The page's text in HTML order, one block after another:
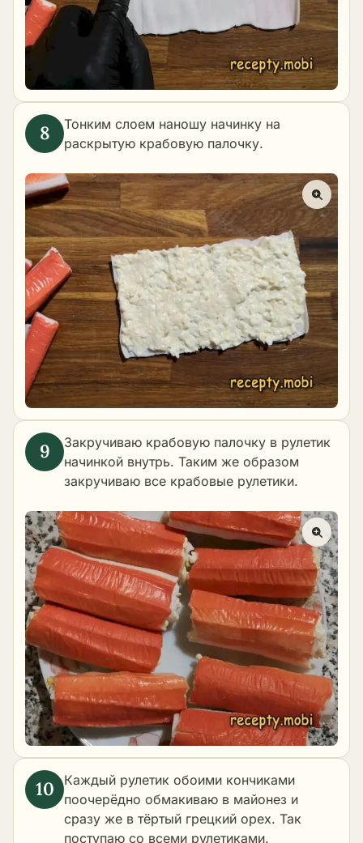
Тонким слоем наношу начинку на
раскрытую крабовую палочку.
Закручиваю крабовую палочку в рулетик
начинкой внутрь. Таким же образом
закручиваю все крабовые рулетики.
Каждый рулетик обоими кончиками
поочерёдно обмакиваю в майонез и
сразу же в тёртый грецкий орех. Так
поступаю со всеми рулетиками.